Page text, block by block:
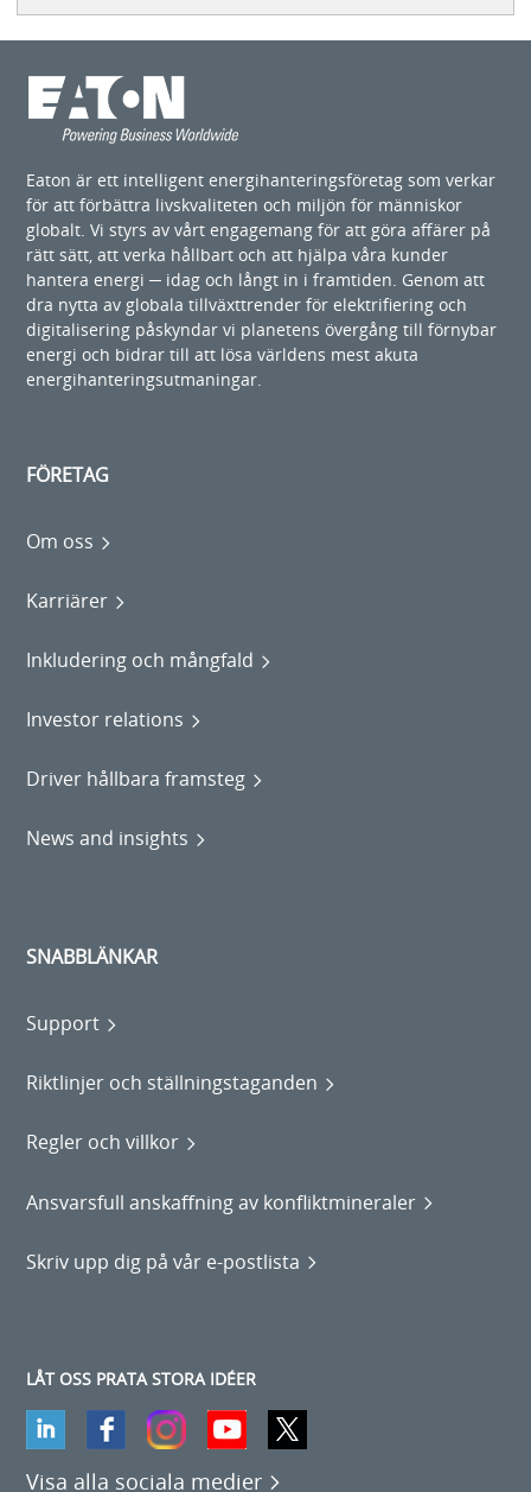
Eaton är ett intelligent energihanteringsföretag som verkar
för att förbättra livskvaliteten och miljön för människor
globalt. Vi styrs av vårt engagemang för att göra affärer på
rätt sätt, att verka hållbart och att hjälpa våra kunder
hantera energi ─ idag och långt in i framtiden. Genom att
dra nytta av globala tillväxttrender för elektrifiering och
digitalisering påskyndar vi planetens övergång till förnybar
energi och bidrar till att lösa världens mest akuta
energihanteringsutmaningar.
FÖRETAG
Om oss
Karriärer
Inkludering och mångfald
Investor relations
Driver hållbara framsteg
News and insights
SNABBLÄNKAR
Support
Riktlinjer och ställningstaganden
Regler och villkor
Ansvarsfull anskaffning av konfliktmineraler
Skriv upp dig på vår e-postlista
LÅT OSS PRATA STORA IDÉER
Visa alla sociala medier